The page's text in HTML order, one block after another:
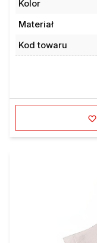
Kolor
Materiał
Kod towaru